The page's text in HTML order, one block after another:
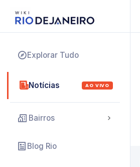
Explorar Tudo
Notícias AO VIVO
Bairros
Blog Rio